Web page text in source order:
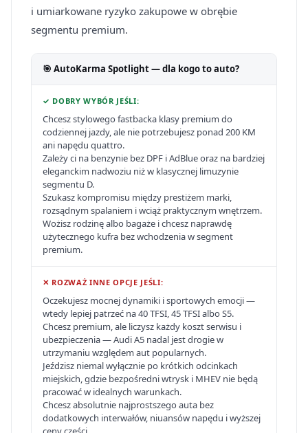
i umiarkowane ryzyko zakupowe w obrębie
segmentu premium.
🎯 AutoKarma Spotlight — dla kogo to auto?
✓ DOBRY WYBÓR JEŚLI:
Chcesz stylowego fastbacka klasy premium do
codziennej jazdy, ale nie potrzebujesz ponad 200 KM
ani napędu quattro.
Zależy ci na benzynie bez DPF i AdBlue oraz na bardziej
eleganckim nadwoziu niż w klasycznej limuzynie
segmentu D.
Szukasz kompromisu między prestiżem marki,
rozsądnym spalaniem i wciąż praktycznym wnętrzem.
Wożisz rodzinę albo bagaże i chcesz naprawdę
użytecznego kufra bez wchodzenia w segment
premium.
✕ ROZWAŻ INNE OPCJE JEŚLI:
Oczekujesz mocnej dynamiki i sportowych emocji —
wtedy lepiej patrzeć na 40 TFSI, 45 TFSI albo S5.
Chcesz premium, ale liczysz każdy koszt serwisu i
ubezpieczenia — Audi A5 nadal jest drogie w
utrzymaniu względem aut popularnych.
Jeździsz niemal wyłącznie po krótkich odcinkach
miejskich, gdzie bezpośredni wtrysk i MHEV nie będą
pracować w idealnych warunkach.
Chcesz absolutnie najprostszego auta bez
dodatkowych interwałów, niuansów napędu i wyższej